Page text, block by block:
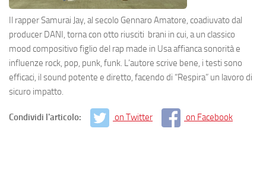
Il rapper Samurai Jay, al secolo Gennaro Amatore, coadiuvato dal
producer DANI, torna con otto riusciti brani in cui, a un classico
mood compositivo figlio del rap made in Usa affianca sonorità e
influenze rock, pop, punk, funk. L’autore scrive bene, i testi sono
efficaci, il sound potente e diretto, facendo di “Respira” un lavoro di
sicuro impatto.
Condividi l'articolo: on Twitter on Facebook